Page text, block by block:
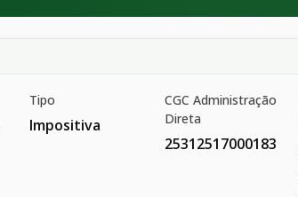
Tipo
Impositiva
CGC Administração
Direta
25312517000183